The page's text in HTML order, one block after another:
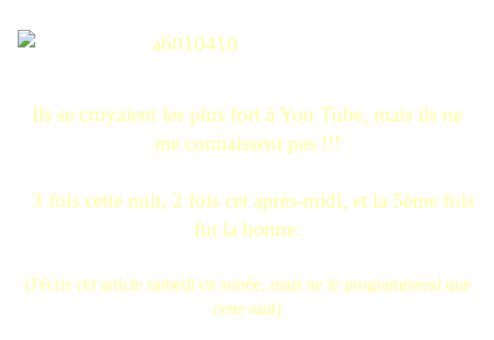
Ils se croyaient les plus fort à You Tube, mais ils ne
me connaissent pas !!!
3 fois cette nuit, 2 fois cet après-midi, et la 5ème fois
fut la bonne.
(J'écris cet article samedi en soirée, mais ne le programmerai que
cette nuit)